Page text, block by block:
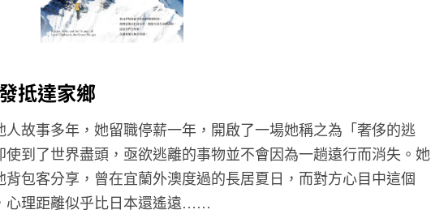
抵達家鄉
故事多年，她留職停薪一年，開啟了一場她稱之為「奢侈的逃
到了世界盡頭，亟欲逃離的事物並不會因為一趟遠行而消失。她
包客分享，曾在宜蘭外澳度過的長居夏日，而對方心目中這個
心理距離似乎比日本還遙遠……